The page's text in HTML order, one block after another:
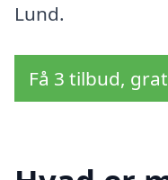
Lund.
Få 3 tilbud,